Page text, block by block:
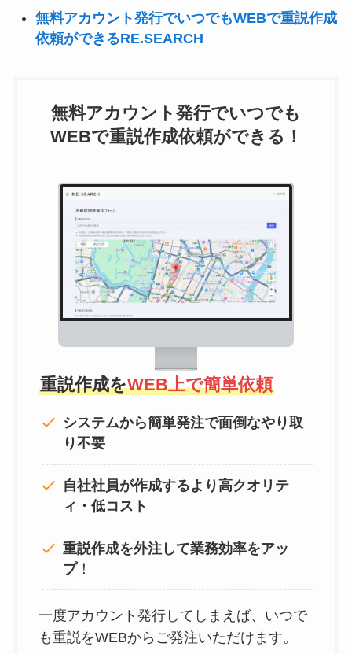
無料アカウント発行でいつでもWEBで重説作成
依頼ができるRE.SEARCH
無料アカウント発行でいつでも
WEBで重説作成依頼ができる！
重説作成をWEB上で簡単依頼
システムから簡単発注で面倒なやり取
り不要
自社社員が作成するより高クオリテ
ィ・低コスト
重説作成を外注して業務効率をアッ
プ！
一度アカウント発行してしまえば、いつで
も重説をWEBからご発注いただけます。